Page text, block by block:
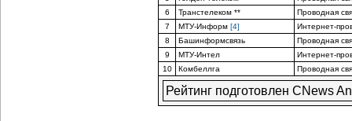
6
Транстелеком **
Проводная
7
МТУ-Информ [4]
Интернет-
8
Башинформсвязь
Проводная
9
МТУ-Интел
Интернет-
10
Комбеллга Проводная
Рейтинг подготовлен CNews